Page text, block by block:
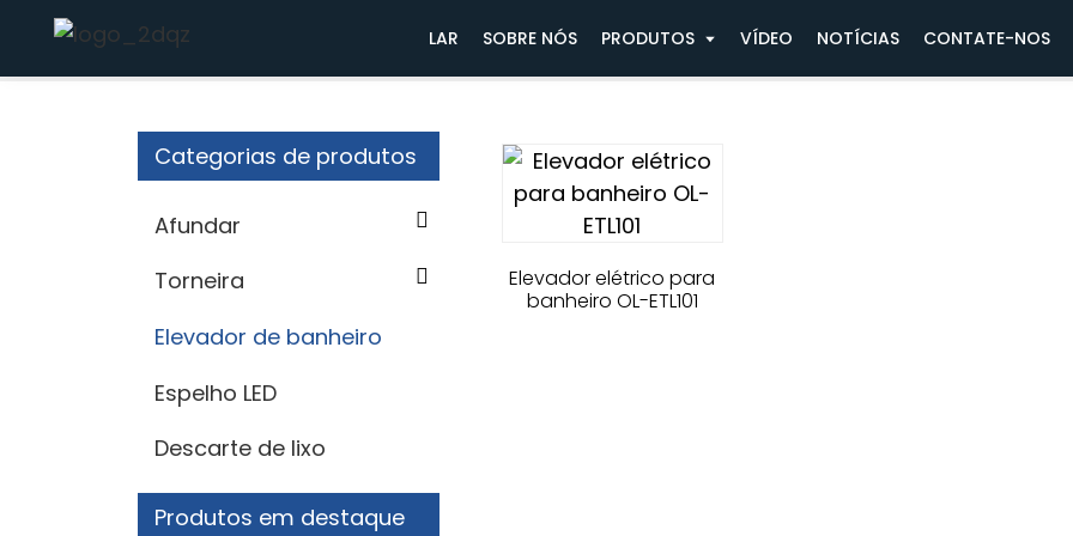
LAR SOBRE NÓS PRODUTOS VÍDEO NOTÍCIAS CONTATE-NOS
Lar
Categorias de produtos
Afundar
Torneira
Elevador de banheiro
Espelho LED
Descarte de lixo
Produtos em destaque
Elevador elétrico para
banheiro OL-ETL101